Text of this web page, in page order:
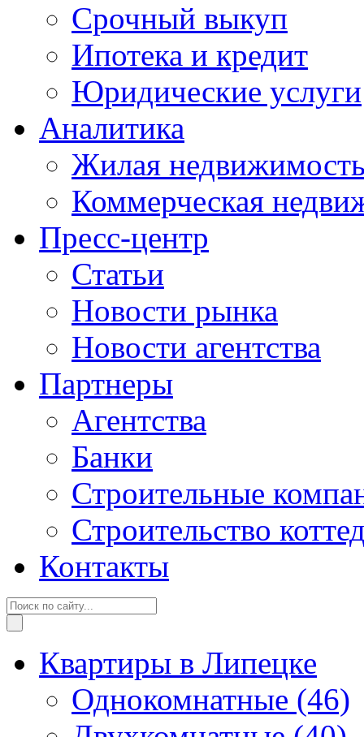
Срочный выкуп
Ипотека и кредит
Юридические услуги
Аналитика
Жилая
Коммерческая
Пресс-центр
Статьи
Новости рынка
Новости агентства
Партнеры
Агентства
Банки
Строительные
Строительство
Контакты
Квартиры в Липецке
Однокомнатные (46)